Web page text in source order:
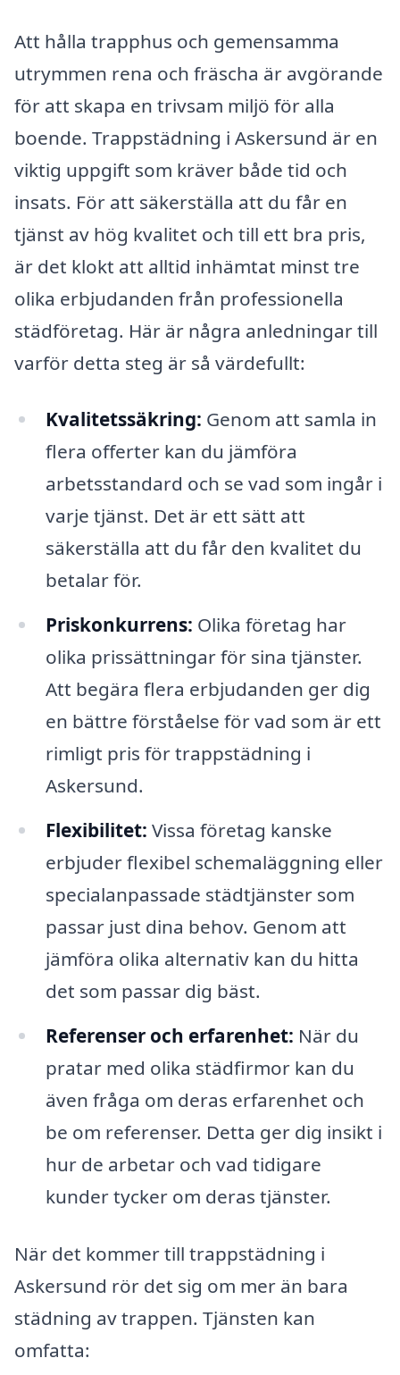
Att hålla trapphus och gemensamma
utrymmen rena och fräscha är avgörande
för att skapa en trivsam miljö för alla
boende. Trappstädning i Askersund är en
viktig uppgift som kräver både tid och
insats. För att säkerställa att du får en
tjänst av hög kvalitet och till ett bra pris,
är det klokt att alltid inhämtat minst tre
olika erbjudanden från professionella
städföretag. Här är några anledningar till
varför detta steg är så värdefullt:
Kvalitetssäkring: Genom att samla in
flera offerter kan du jämföra
arbetsstandard och se vad som ingår i
varje tjänst. Det är ett sätt att
säkerställa att du får den kvalitet du
betalar för.
Priskonkurrens: Olika företag har
olika prissättningar för sina tjänster.
Att begära flera erbjudanden ger dig
en bättre förståelse för vad som är ett
rimligt pris för trappstädning i
Askersund.
Flexibilitet: Vissa företag kanske
erbjuder flexibel schemaläggning eller
specialanpassade städtjänster som
passar just dina behov. Genom att
jämföra olika alternativ kan du hitta
det som passar dig bäst.
Referenser och erfarenhet: När du
pratar med olika städfirmor kan du
även fråga om deras erfarenhet och
be om referenser. Detta ger dig insikt i
hur de arbetar och vad tidigare
kunder tycker om deras tjänster.
När det kommer till trappstädning i
Askersund rör det sig om mer än bara
städning av trappen. Tjänsten kan
omfatta: